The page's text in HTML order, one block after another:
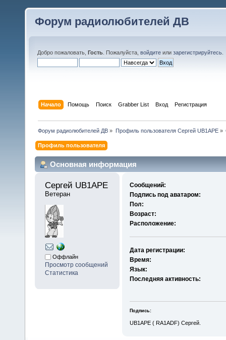
Форум радиолюбителей ДВ
Добро пожаловать, Гость . Пожалуйста, войдите или зарегистрируйтесь
Начало Помощь Поиск Grabber List Вход Регистрация
Форум радиолюбителей ДВ » Профиль пользователя Сергей UB1APE»
Профиль пользователя
Основная информация
Сергей UB1APE
Ветеран
Оффлайн
Просмотр сообщений
Статистика
Сообщений:
Подпись под аватаром:
Пол:
Возраст:
Расположение:
Дата регистрации:
Время:
Язык:
Последняя активность:
Подпись:
UB1APE ( RA1ADF) Сергей.